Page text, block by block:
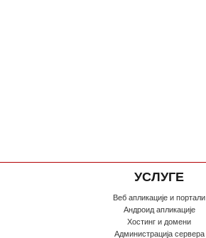
УСЛУГЕ
Веб апликације и портали
Андроид апликације
Хостинг и домени
Администрација сервера